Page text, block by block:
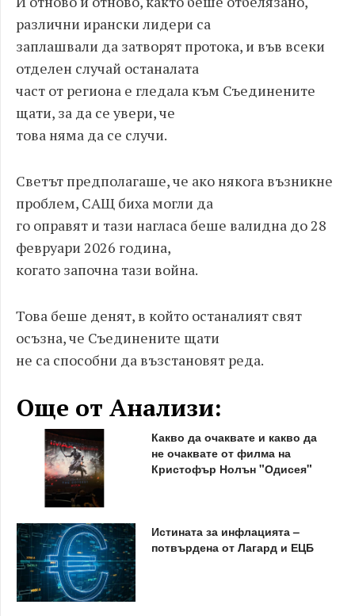
различни ирански лидери са
заплашвали да затворят протока, и във всеки
отделен случай останалата
част от региона е гледала към Съединените
щати, за да се увери, че
това няма да се случи.
Светът предполагаше, че ако някога възникне
проблем, САЩ биха могли да
го оправят и тази нагласа беше валидна до 28
февруари 2026 година,
когато започна тази война.
Това беше денят, в който останалият свят
осъзна, че Съединените щати
не са способни да възстановят реда.
Още от Анализи:
Какво да очаквате и какво да
не очаквате от филма на
Кристофър Нолън "Одисея"
Истината за инфлацията –
потвърдена от Лагард и ЕЦБ